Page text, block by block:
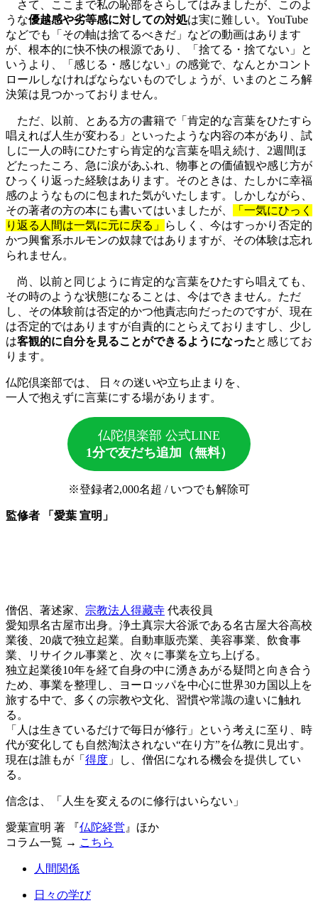
さて、ここまで私の恥部をさらしてはみましたが、このよ
うな優越感や劣等感に対しての対処は実に難しい。YouTube
などでも「その軸は捨てるべきだ」などの動画はあります
が、根本的に快不快の根源であり、「捨てる・捨てない」と
いうより、「感じる・感じない」の感覚で、なんとかコント
ロールしなければならないものでしょうが、いまのところ解
決策は見つかっておりません。
ただ、以前、とある方の書籍で「肯定的な言葉をひたすら
唱えれば人生が変わる」といったような内容の本があり、試
しに一人の時にひたすら肯定的な言葉を唱え続け、2週間ほ
どたったころ、急に涙があふれ、物事との価値観や感じ方が
ひっくり返った経験はあります。そのときは、たしかに幸福
感のようなものに包まれた気がいたします。しかしながら、
その著者の方の本にも書いてはいましたが、
「一気にひっく
り返る人間は一気に元に戻る」
らしく、今はすっかり否定的
かつ興奮系ホルモンの奴隷ではありますが、その体験は忘れ
られません。
尚、以前と同じように肯定的な言葉をひたすら唱えても、
その時のような状態になることは、今はできません。ただ
し、その体験前は否定的かつ他責志向だったのですが、現在
は否定的ではありますが自責的にとらえておりますし、少し
は客観的に自分を見ることができるようになったと感じてお
ります。
仏陀倶楽部では、 日々の迷いや立ち止まりを、
一人で抱えずに言葉にする場があります。
仏陀倶楽部 公式LINE
1分で友だち追加（無料）
※登録者2,000名超 / いつでも解除可
監修者 「愛葉 宣明」
僧侶、著述家、 宗教法人得藏寺 代表役員
愛知県名古屋市出身。浄土真宗大谷派である名古屋大谷高校
業後、20歳で独立起業。自動車販売業、美容事業、飲食事
業、リサイクル事業と、次々に事業を立ち上げる。
独立起業後10年を経て自身の中に湧きあがる疑問と向き合う
ため、事業を整理し、ヨーロッパを中心に世界30カ国以上を
旅する中で、多くの宗教や文化、習慣や常識の違いに触れ
る。
「人は生きているだけで毎日が修行」という考えに至り、時
代が変化しても自然淘汰されない“在り方”を仏教に見出す。
現在は誰もが「 得度 」し、僧侶になれる機会を提供してい
る。
信念は、「人生を変えるのに修行はいらない」
愛葉宣明 著 『仏陀経営 』ほか
コラム一覧 → こちら
人間関係
日々の学び